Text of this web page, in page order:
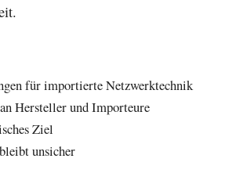
für importierte Netzwerktechnik
Hersteller und Importeure
Ziel
unsicher